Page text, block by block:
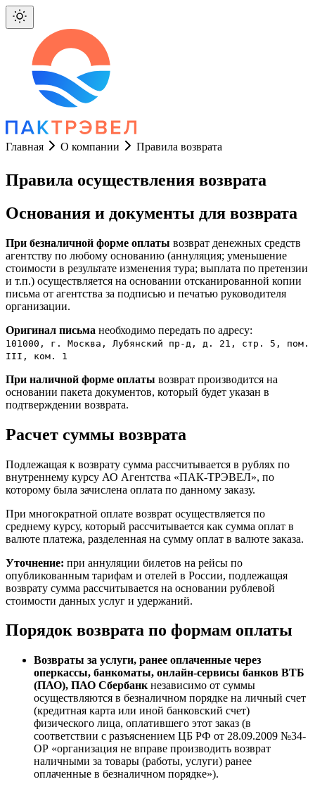
Главная О компании Правила возврата
Правила осуществления возврата
Основания и документы для возврата
При безналичной форме оплаты возврат денежных средств
агентству по любому основанию (аннуляция; уменьшение
стоимости в результате изменения тура; выплата по претензии
и т.п.) осуществляется на основании отсканированной копии
письма от агентства за подписью и печатью руководителя
организации.
Оригинал письма необходимо передать по адресу:
101000, г. Москва, Лубянский пр-д, д. 21, стр. 5, пом.
III, ком. 1
При наличной форме оплаты возврат производится на
основании пакета документов, который будет указан в
подтверждении возврата.
Расчет суммы возврата
Подлежащая к возврату сумма рассчитывается в рублях по
внутреннему курсу АО Агентства «ПАК-ТРЭВЕЛ», по
которому была зачислена оплата по данному заказу.
При многократной оплате возврат осуществляется по
среднему курсу, который рассчитывается как сумма оплат в
валюте платежа, разделенная на сумму оплат в валюте заказа.
Уточнение: при аннуляции билетов на рейсы по
опубликованным тарифам и отелей в России, подлежащая
возврату сумма рассчитывается на основании рублевой
стоимости данных услуг и удержаний.
Порядок возврата по формам оплаты
Возвраты за услуги, ранее оплаченные через
оперкассы, банкоматы, онлайн-сервисы банков ВТБ
(ПАО), ПАО Сбербанк независимо от суммы
осуществляются в безналичном порядке на личный счет
(кредитная карта или иной банковский счет)
физического лица, оплатившего этот заказ (в
соответствии с разъяснением ЦБ РФ от 28.09.2009 №34-
ОР «организация не вправе производить возврат
наличными за товары (работы, услуги) ранее
оплаченные в безналичном порядке»).